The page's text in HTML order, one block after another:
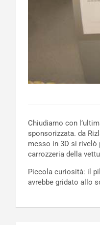
Chiudiamo con
sponsorizzata. da
messo in 3D si rivelò
carrozzeria della
Piccola curiosità: il
avrebbe gridato allo